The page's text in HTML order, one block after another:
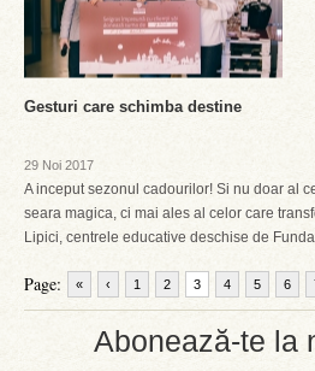
Abonează-te la
Gesturi care schimba destine
29 Noi 2017
A inceput sezonul cadourilor! Si nu doar al
seara magica, ci mai ales al celor care
Lipici, centrele educative deschise de
Page: « ‹ 1 2 3 4 5 6